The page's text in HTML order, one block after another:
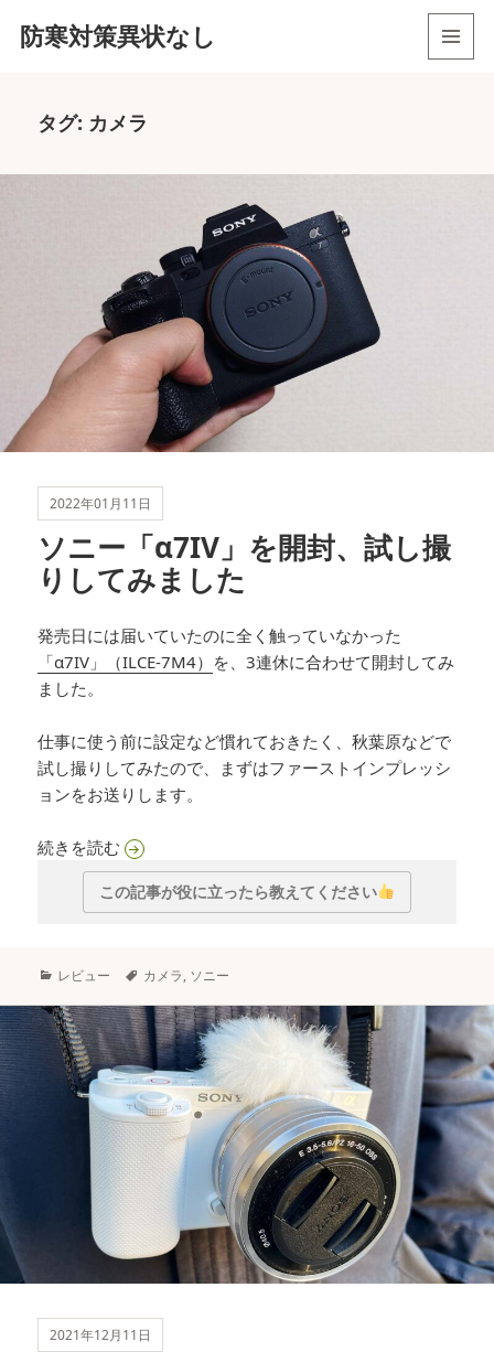
防寒対策異状なし
タグ: カメラ
2022年01月11日
ソニー「α7IV」を開封、試し撮
りしてみました
発売日には届いていたのに全く触っていなかった
「α7IV」（ILCE-7M4） を、3連休に合わせて開封してみ
ました。
仕事に使う前に設定など慣れておきたく、秋葉原などで
試し撮りしてみたので、まずはファーストインプレッシ
ョンをお送りします。
続きを読むソニー「α7IV」を開封、試し撮りしてみました
この記事が役に立ったら教えてください
カ
ゴ
リ
ー
レビュー
タ
カメラ, ソニー
2021年12月11日